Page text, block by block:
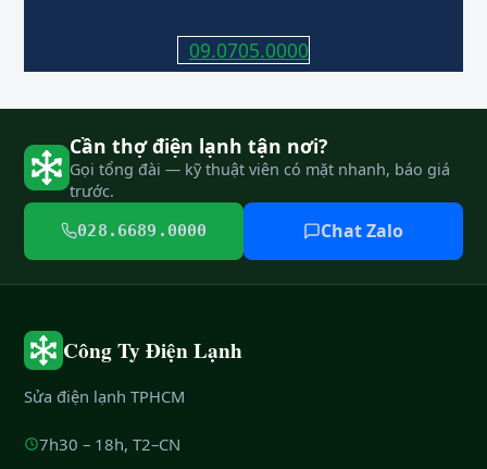
09.0705.0000
Cần thợ điện lạnh tận nơi?
Gọi tổng đài — kỹ thuật viên có mặt nhanh, báo giá
trước.
028.6689.0000 Chat Zalo
Công Ty Điện Lạnh
Sửa điện lạnh TPHCM
7h30 – 18h, T2–CN